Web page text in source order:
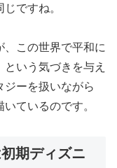
ですね。
、この世界で平和に
いう気づきを与え
ジーを扱いながら
ているのです。
期ディズニ